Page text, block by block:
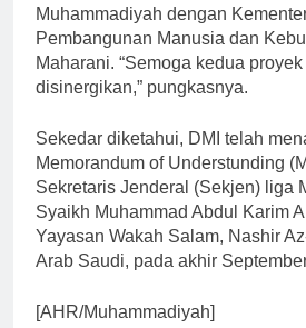
Muhammadiyah dengan
Pembangunan Manusia dan
Maharani. “Semoga kedua
disinergikan,” pungkasnya.
Sekedar diketahui, DMI telah
Memorandum of Understunding
Sekretaris Jenderal (Sekjen) liga
Syaikh Muhammad Abdul Karim
Yayasan Wakah Salam, Nashir
Arab Saudi, pada akhir
[AHR/Muhammadiyah]